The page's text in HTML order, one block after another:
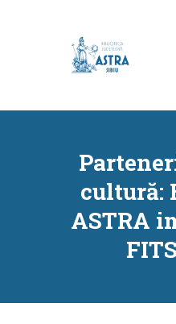
cultură:
ASTRA
CATALOG
RESURSE
SERVICII
INFORMAȚII